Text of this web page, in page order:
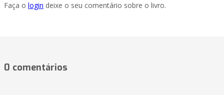
Faça o login deixe o seu comentário sobre o livro.
0 comentários